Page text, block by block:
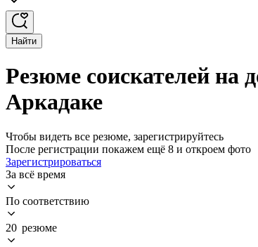
Найти
Резюме соискателей
Аркадаке
Чтобы видеть все резюме, зарегистрируйтесь
После регистрации покажем ещё 8 и откроем фото
Зарегистрироваться
За всё время
По соответствию
20 резюме